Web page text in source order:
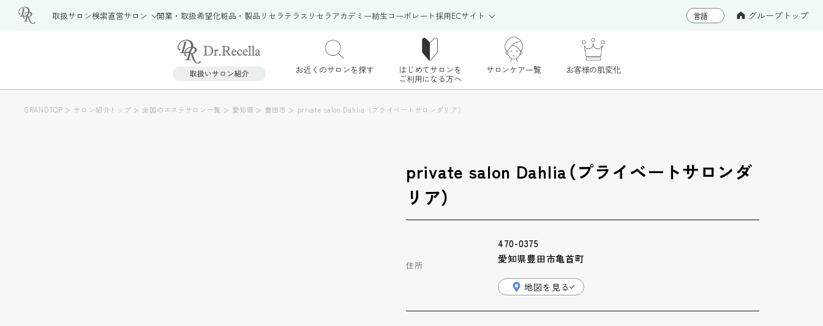
取扱サロン検索直営サロン 開業・取扱希望化粧品・製品 リセラテラス リセラアカデミー紡生コーポレート採用ECサイト グループトップ
お近くのサロンを探す はじめてサロンを
ご利用になる方へ
サロンケア一覧 お客様の肌変化
GRANDTOP > サロン紹介トップ >全国のエステサロン一覧 > 愛知県 > 豊田市 > private salon Dahlia（プライベートサロンダリア）
private salon Dahlia（プライベートサロンダ
リア）
住所
470-0375
愛知県豊田市亀首町
地図を見る